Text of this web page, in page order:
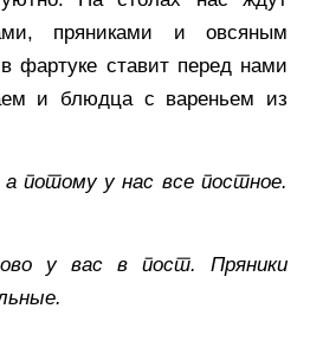
пряниками и овсяным
фартуке ставит перед нами
и блюдца с вареньем из
потому у нас все постное.
у вас в пост. Пряники